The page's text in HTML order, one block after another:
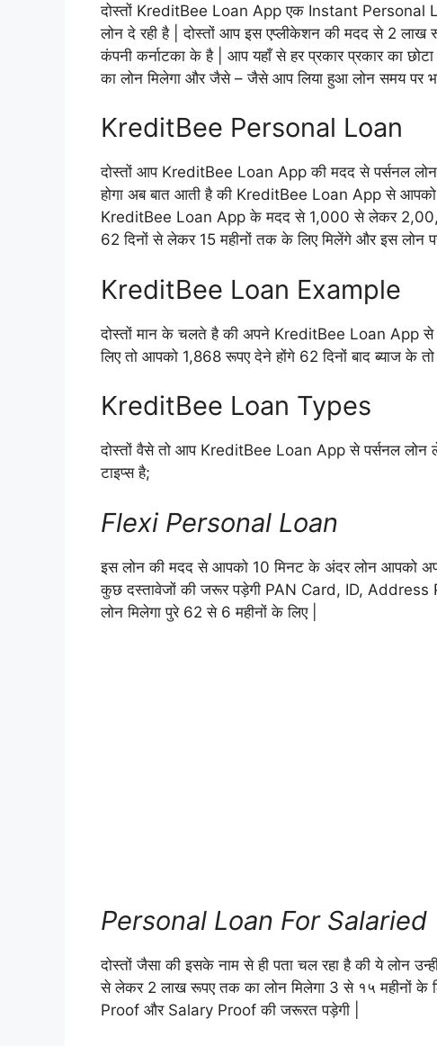
दोस्तों KreditBee Loan App एक Instant Personal
लोन दे रही है | दोस्तों आप इस एप्लीकेशन की मदद से 2
कंपनी कर्नाटका के है | आप यहाँ से हर प्रकार प्रकार का
का लोन मिलेगा और जैसे – जैसे आप लिया हुआ लोन समय पर
KreditBee Personal Loan
दोस्तों आप KreditBee Loan App की मदद से पर्सनल
होगा अब बात आती है की KreditBee Loan App से आपको
KreditBee Loan App के मदद से 1,000 से लेकर
62 दिनों से लेकर 15 महीनों तक के लिए मिलेंगे और इस लोन
KreditBee Loan Example
दोस्तों मान के चलते है की अपने KreditBee Loan App से
लिए तो आपको 1,868 रूपए देने होंगे 62 दिनों बाद ब्याज के
KreditBee Loan Types
दोस्तों वैसे तो आप KreditBee Loan App से पर्सनल लोन
टाइप्स है;
Flexi Personal Loan
इस लोन की मदद से आपको 10 मिनट के अंदर लोन आपको
कुछ दस्तावेजों की जरूर पड़ेगी PAN Card, ID,
लोन मिलेगा पुरे 62 से 6 महीनों के लिए |
Personal Loan For Salaried
दोस्तों जैसा की इसके नाम से ही पता चल रहा है की ये लोन
से लेकर 2 लाख रूपए तक का लोन मिलेगा 3 से १५ महीनों
Proof और Salary Proof की जरूरत पड़ेगी |